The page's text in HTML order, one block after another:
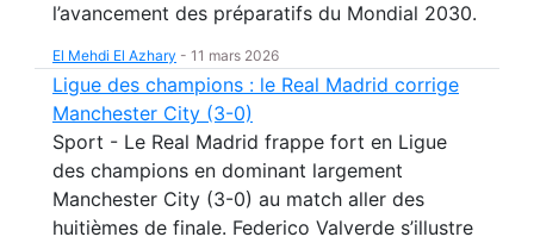
l’avancement des préparatifs du Mondial 2030.
El Mehdi El Azhary - 11 mars 2026
Ligue des champions : le Real Madrid corrige
Manchester City (3-0)
Sport - Le Real Madrid frappe fort en Ligue
des champions en dominant largement
Manchester City (3-0) au match aller des
huitièmes de finale. Federico Valverde s’illustre